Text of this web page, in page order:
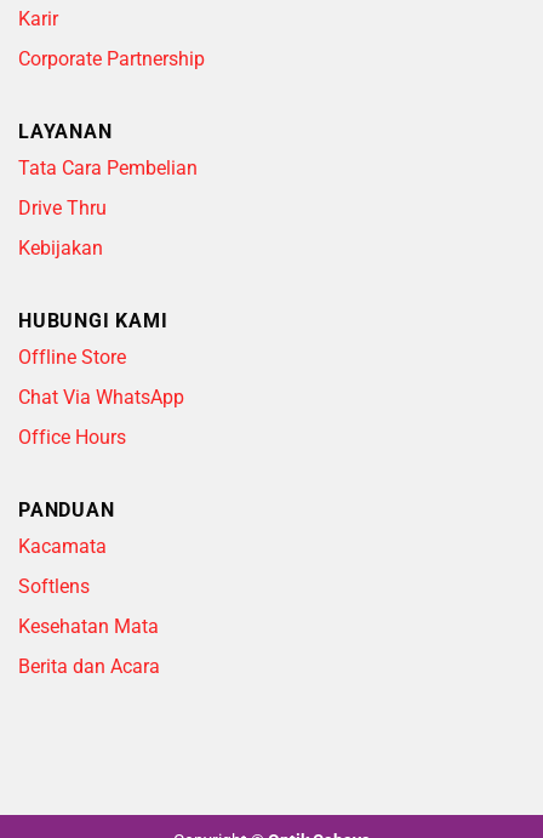
Karir
Corporate Partnership
LAYANAN
Tata Cara Pembelian
Drive Thru
Kebijakan
HUBUNGI KAMI
Offline Store
Chat Via WhatsApp
Office Hours
PANDUAN
Kacamata
Softlens
Kesehatan Mata
Berita dan Acara